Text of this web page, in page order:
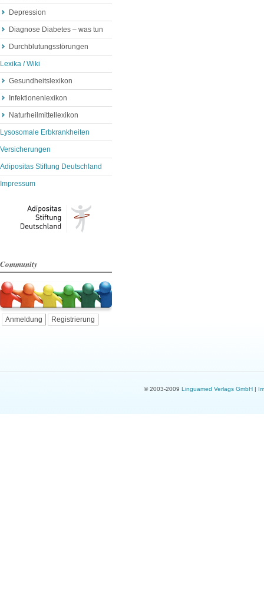
Depression
Diagnose Diabetes – was tun
Durchblutungsstörungen
Lexika / Wiki
Gesundheitslexikon
Infektionenlexikon
Naturheilmittellexikon
Lysosomale Erbkrankheiten
Versicherungen
Adipositas Stiftung Deutschland
Impressum
Community
Anmeldung Registrierung
© 2003-2009 Linguamed Verlags GmbH|